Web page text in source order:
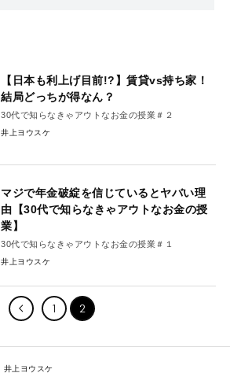
【日本も利上げ目前!?】賃貸vs持ち家！
結局どっちが得なん？
30代で知らなきゃアウトなお金の授業＃２
井上ヨウスケ
マジで年金破綻を信じているとヤバい理
由【30代で知らなきゃアウトなお金の授
業】
30代で知らなきゃアウトなお金の授業＃１
井上ヨウスケ
1 2
井上ヨウスケ